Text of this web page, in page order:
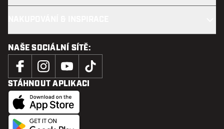
NAŠE SOCIÁLNÍ SÍTĚ:
STÁHNOUT APLIKACI